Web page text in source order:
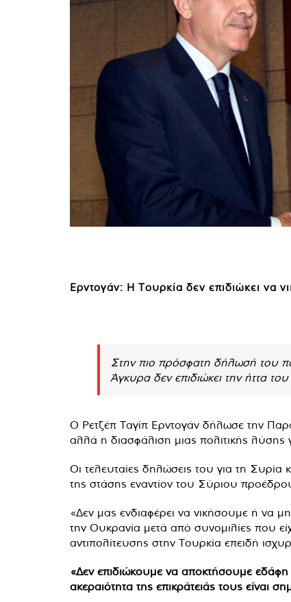
Ερντογάν: Η Τουρκία δεν επιδιώκει να
Στην πιο πρόσφατη δήλωσή του
Άγκυρα δεν επιδιώκει την ήττα
Ο Ρετζέπ Ταγίπ Ερντογάν δήλωσε την
αλλά η διασφάλιση μιας πολιτικής
Οι τελευταίες δηλώσεις του για τη
της στάσης εναντίον του Σύριου
«Δεν μας ενδιαφέρει να νικήσουμε ή να
την Ουκρανία μετά από συνομιλίες που
αντιπολίτευσης στην Τουρκία επειδή
«Δεν επιδιώκουμε να αποκτήσουμε εδάφη
ακεραιότητα της επικράτειάς τους είναι